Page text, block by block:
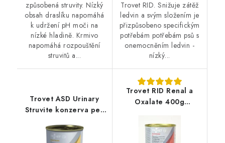
způsobená struvity. Nízký
obsah draslíku napomáhá
k udržení pH moči na
nízké hladině. Krmivo
napomáhá rozpouštění
struvitů a...
Trovet RID. Snižuje zátěž
ledvin a svým složením je
přizpůsobeno specifickým
potřebám potřebám psů s
onemocněním ledvin -
nízký...
Trovet ASD Urinary
Struvite konzerva pes
Trovet RID Renal a
Oxalate 400g